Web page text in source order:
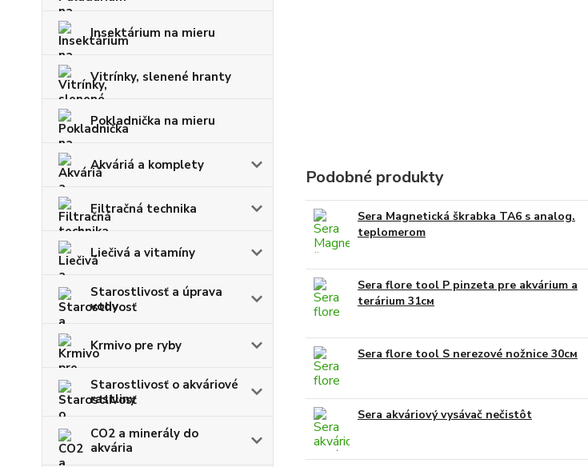
Insektárium na mieru
Vitrínky, slenené hranty
Pokladnička na mieru
Akváriá a komplety
Filtračná technika
Liečivá a vitamíny
Starostlivosť a úprava
vody
Krmivo pre ryby
Starostlivosť o akváriové
rastliny
CO2 a minerály do
akvária
Podobné produkty
Sera Magnetická škrabka TA6 s analog.
teplomerom
Sera flore tool P pinzeta pre akvárium a
terárium 31см
Sera flore tool S nerezové nožnice 30см
Sera akváriový vysávač nečistôt